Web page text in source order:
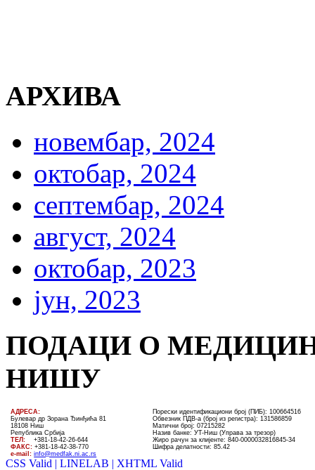
АРХИВА
новембар, 2024
октобар, 2024
септембар, 2024
август, 2024
октобар, 2023
јун, 2023
ПОДАЦИ О
НИШУ
AДРЕСА:
Булевар др Зорана Ђинђића 81
18108 Ниш
Република Србија
ТЕЛ: +381-18-42-26-644
ФАКС: +381-18-42-38-770
e-mail: info@medfak.ni.ac.rs
Порески идентификациони број (ПИБ): 100664516
Обвезник ПДВ-а (број из регистра): 131586859
Матични број: 07215282
Назив банке: УT-Ниш (Управа за трезор)
Жиро рачун за клијенте:840-0000032816845-34
Шифра делатности: 85.42
CSS Valid | LINELAB | XHTML Valid